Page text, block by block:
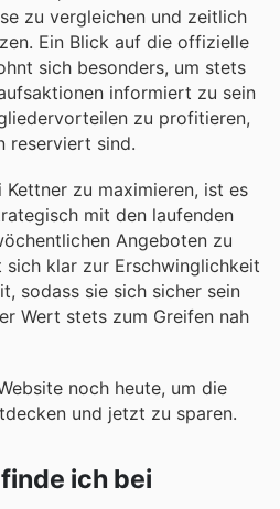
zu vergleichen und zeitlich
Ein Blick auf die offizielle
sich besonders, um stets
informiert zu sein
zu profitieren,
reserviert sind.
Kettner zu maximieren, ist es
mit den laufenden
Angeboten zu
sich klar zur Erschwinglichkeit
sodass sie sich sicher sein
Wert stets zum Greifen nah
noch heute, um die
und jetzt zu sparen.
ich bei